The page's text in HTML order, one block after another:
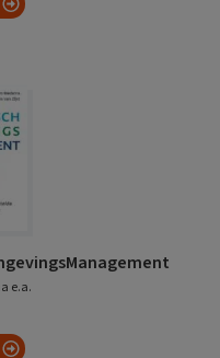
e.a.